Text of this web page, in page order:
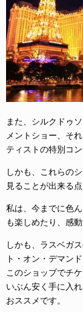
また、シルクドゥ
メントショー、そ
ティストの特別コ
しかも、これらの
見ることが出来る
私は、今までに色
も楽しめたり、感
しかも、ラスベガ
ト・オン・デマン
このショップでチ
いぶん安く手に入
おススメです。